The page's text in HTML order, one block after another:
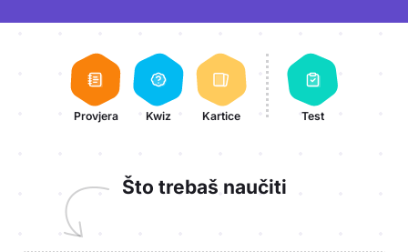
Aktivnosti lekcije
Provjera Kwiz Kartice Test
Što trebaš naučiti